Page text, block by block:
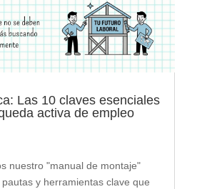
Las 10 claves esenciales
activa de empleo
nuestro "manual de montaje"
y herramientas clave que